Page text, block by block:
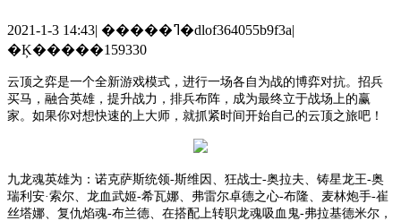
2021-1-3 14:43| �����ߣ�dlof364055b9f3a|
�Ķ�����159330
云顶之弈是一个全新游戏模式，进行一场各自为战的博弈对抗。招兵
买马，融合英雄，提升战力，排兵布阵，成为最终立于战场上的赢
家。 如果你对想快速的上大师，就抓紧时间开始自己的云顶之旅吧！
九龙魂英雄为：诺克萨斯统领-斯维因、狂战士-奥拉夫、铸星龙王-奥
瑞利安·索尔、龙血武姬-希瓦娜、弗雷尔卓德之心-布隆、麦林炮手-崔
丝塔娜、复仇焰魂-布兰德、在搭配上转职龙魂吸血鬼-弗拉基德米尔，